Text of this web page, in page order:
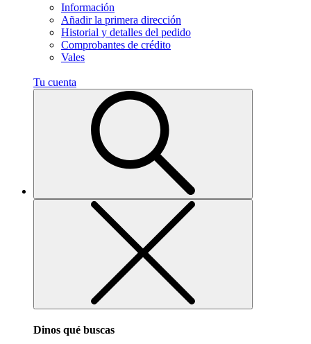
Información
Añadir la primera dirección
Historial y detalles del pedido
Comprobantes de crédito
Vales
Tu cuenta
Dinos qué buscas